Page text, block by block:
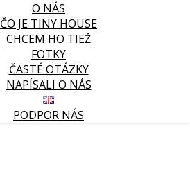
O NÁS
ČO JE TINY HOUSE
CHCEM HO TIEŽ
FOTKY
ČASTÉ OTÁZKY
NAPÍSALI O NÁS
PODPOR NÁS